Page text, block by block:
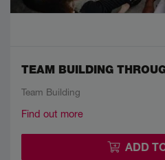
TEAM BUILDING
Team Building
Find out more
ADD